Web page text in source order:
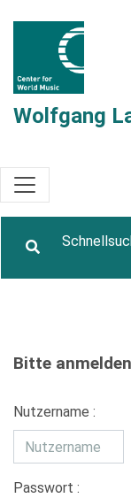
Wolfgang
Bitte anmelden
Nutzername :
Passwort :